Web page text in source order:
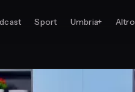
Sport Umbria+ Altro